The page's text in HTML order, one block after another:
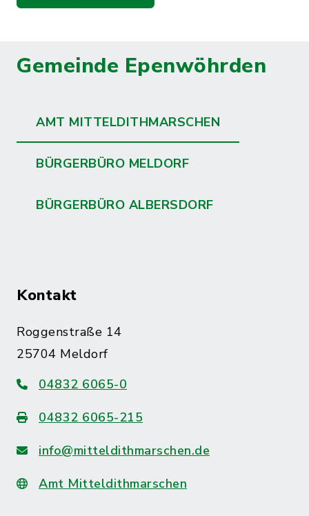
Gemeinde Epenwöhrden
AMT MITTELDITHMARSCHEN
BÜRGERBÜRO MELDORF
BÜRGERBÜRO ALBERSDORF
Kontakt
Roggenstraße 14
25704 Meldorf
04832 6065-0
04832 6065-215
info@mitteldithmarschen.de
Amt Mitteldithmarschen